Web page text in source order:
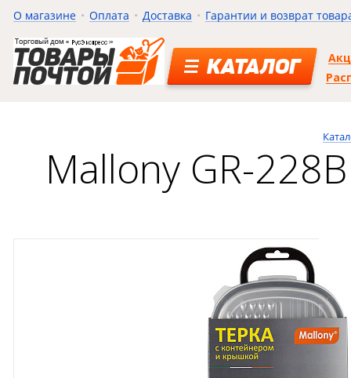
О магазине Оплата Доставка Гарантии и возврат
КАТАЛОГ
Mallony GR-